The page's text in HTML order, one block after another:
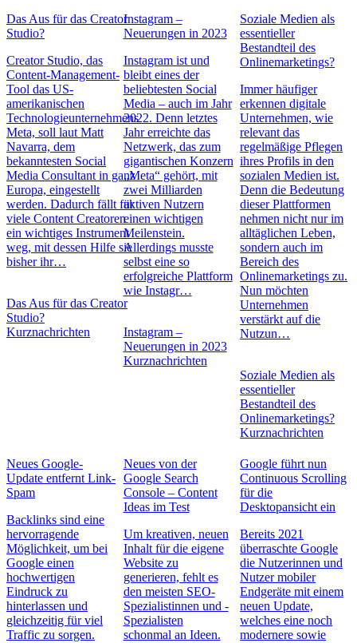
Das Aus für das Creator
Studio?
Creator Studio, das
Content-Management-
Tool das US-
amerikanischen
Technologieunternehmens
Meta, soll laut Matt
Navarra, dem
bekanntesten Social
Media Consultant in ganz
Europa, eingestellt
werden. Dadurch fällt für
viele Content Creatoren
ein wichtiges Instrument
weg, mit dessen Hilfe sie
bisher ihr…
Das Aus für das Creator
Studio?
Kurznachrichten
Instagram –
Neuerungen in 2023
Instagram ist und
bleibt eines der
beliebtesten Social
Media – auch im Jahr
2022. Denn letztes
Jahr erreichte das
Netzwerk, das zum
gigantischen Konzern
„Meta“ gehört, mit
zwei Milliarden
aktiven Nutzern
einen wichtigen
Meilenstein.
Allerdings musste
selbst eine so
erfolgreiche Plattform
wie Instagr…
Instagram –
Neuerungen in 2023
Kurznachrichten
Soziale Medien als
essentieller
Bestandteil des
Onlinemarketings?
Immer häufiger
erkennen digitale
Unternehmen, wie
relevant das
regelmäßige Pflegen
ihres Profils in den
sozialen Medien ist.
Denn die Bedeutung
dieser Plattformen
nehmen nicht nur im
alltäglichen Leben,
sondern auch im
Bereich des
Onlinemarketings zu.
Nun möchten
Unternehmen
verstärkt auf die
Nutzun…
Soziale Medien als
essentieller
Bestandteil des
Onlinemarketings?
Kurznachrichten
Neues Google-
Update entfernt Link-
Spam
Backlinks sind eine
hervorragende
Möglichkeit, um bei
Google einen
hochwertigen
Eindruck zu
hinterlassen und
gleichzeitig für viel
Traffic zu sorgen.
Neues von der
Google Search
Console – Content
Ideas im Test
Um kreativen, neuen
Inhalt für die eigene
Website zu
generieren, fehlt es
den meisten SEO-
Spezialistinnen und -
Spezialisten
schonmal an Ideen.
Google führt nun
Continuous Scrolling
für die
Desktopansicht ein
Bereits 2021
überraschte Google
die Nutzerinnen und
Nutzer mobiler
Endgeräte mit einem
neuen Update,
welches eine noch
modernere sowie